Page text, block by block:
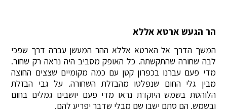
הר הגעש ארטא אללא
המשך הדרך אל הארטא אללא ההר המעשן עברה דרך שפכי
לבה שחורה שהתקשתה. כל האופק מסביב היה נראה רק שחור.
מדי פעם עברנו בכפרון קטן עם כמה מקומיים שצצים החוצה
מבין גלי החום שנפלטו מהבזלת השחורה. על גבי הבזלת
הלוהטת בשמש היוקדת נראו מדי פעם יושבים גמלים בחום
ובשמש. הם סתם ישבו שם מבלי שדבר יפריע להם.